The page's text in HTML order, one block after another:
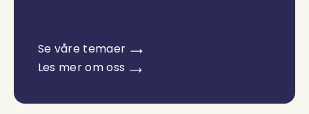
Se våre temaer
Les mer om oss